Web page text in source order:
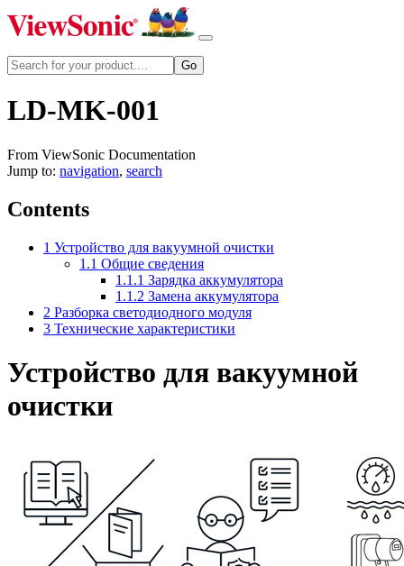
LD-MK-001
From ViewSonic Documentation
Jump to: navigation, search
Contents
1 Устройство для вакуумной очистки
1.1 Общие сведения
1.1.1 Зарядка аккумулятора
1.1.2 Замена аккумулятора
2 Разборка светодиодного модуля
3 Технические характеристики
Устройство для вакуумной
очистки